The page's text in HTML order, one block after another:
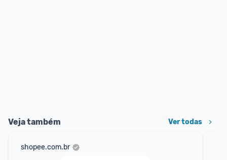
Veja também Ver todas
shopee.com.br